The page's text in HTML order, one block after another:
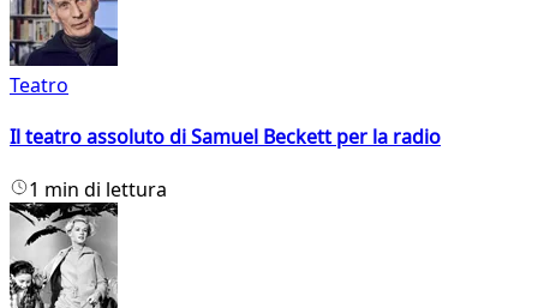
Teatro
Il teatro assoluto di Samuel Beckett per la radio
1 min di lettura